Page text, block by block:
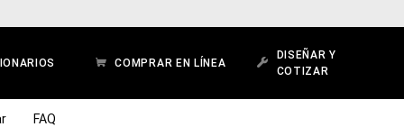
COMPRAR EN LÍNEA
DISEÑAR Y
COTIZAR
FAQ